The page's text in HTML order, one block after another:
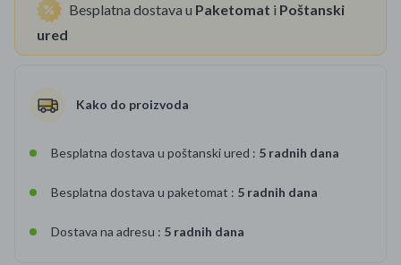
Besplatna dostava u Paketomat i Poštanski
ured
Kako do proizvoda
Besplatna dostava u poštanski ured : 5 radnih dana
Besplatna dostava u paketomat : 5 radnih dana
Dostava na adresu : 5 radnih dana